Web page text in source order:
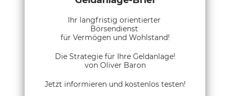
Ihr langfristig orientierter
Börsendienst
für Vermögen und Wohlstand!
Die Strategie für Ihre Geldanlage!
von Oliver Baron
Jetzt informieren und kostenlos testen!